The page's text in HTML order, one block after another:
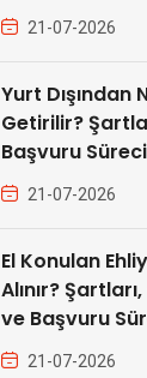
21-07-2026
Yurt Dışından
Getirilir?
Başvuru Süreci
21-07-2026
El Konulan
Alınır?
ve Başvuru
21-07-2026